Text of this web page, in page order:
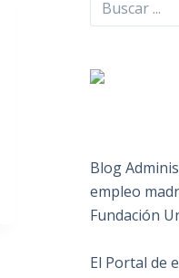
Blog
empleo
Fundación
El Portal de